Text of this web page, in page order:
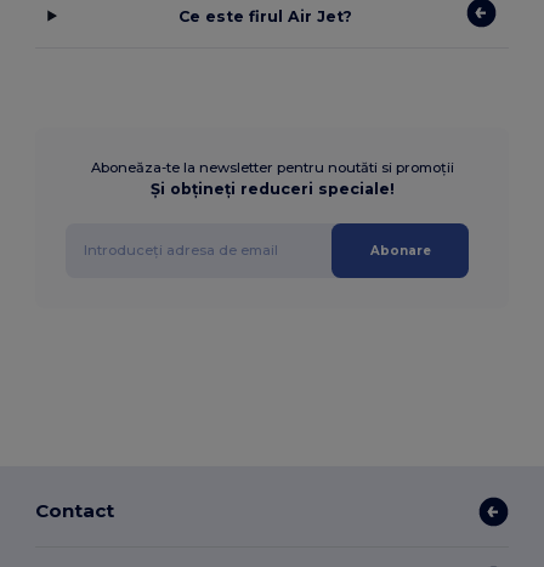
Ce este firul Air Jet?
Aboneăza-te la newsletter pentru noutăti si promoții
Și obțineți reduceri speciale!
Abonare
Contact